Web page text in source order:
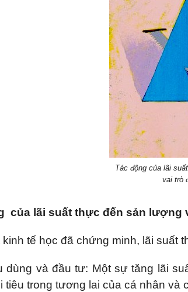
Tác động của lãi
vai trò
của lãi suất thực đến sản lượng
kinh tế học đã chứng minh, lãi suất
dùng và đầu tư: Một sự tăng lãi
tiêu trong tương lai của cá nhân